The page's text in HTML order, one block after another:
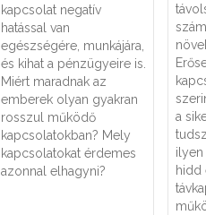
kapcsolat negatív
hatással van
egészségére, munkájára,
és kihat a pénzügyeire is.
Miért maradnak az
emberek olyan gyakran
rosszul működő
kapcsolatokban? Mely
kapcsolatokat érdemes
azonnal elhagyni?
a
hidd